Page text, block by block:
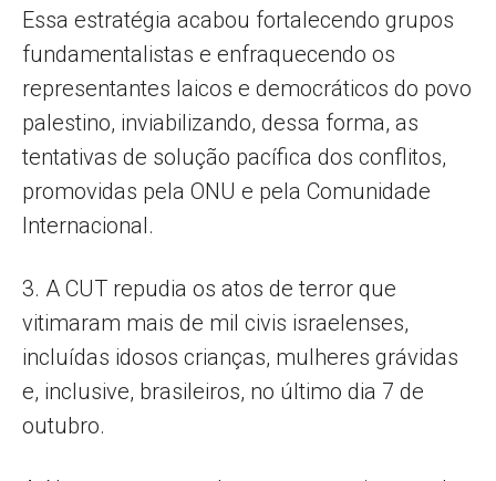
Essa estratégia acabou fortalecendo grupos
fundamentalistas e enfraquecendo os
representantes laicos e democráticos do povo
palestino, inviabilizando, dessa forma, as
tentativas de solução pacífica dos conflitos,
promovidas pela ONU e pela Comunidade
Internacional.
3. A CUT repudia os atos de terror que
vitimaram mais de mil civis israelenses,
incluídas idosos crianças, mulheres grávidas
e, inclusive, brasileiros, no último dia 7 de
outubro.